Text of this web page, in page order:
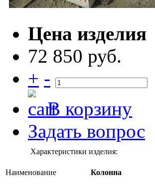
Цена изделия
72 850 руб.
+ -
В корзину
Задать вопрос
Характеристики изделия:
Наименование Колонна